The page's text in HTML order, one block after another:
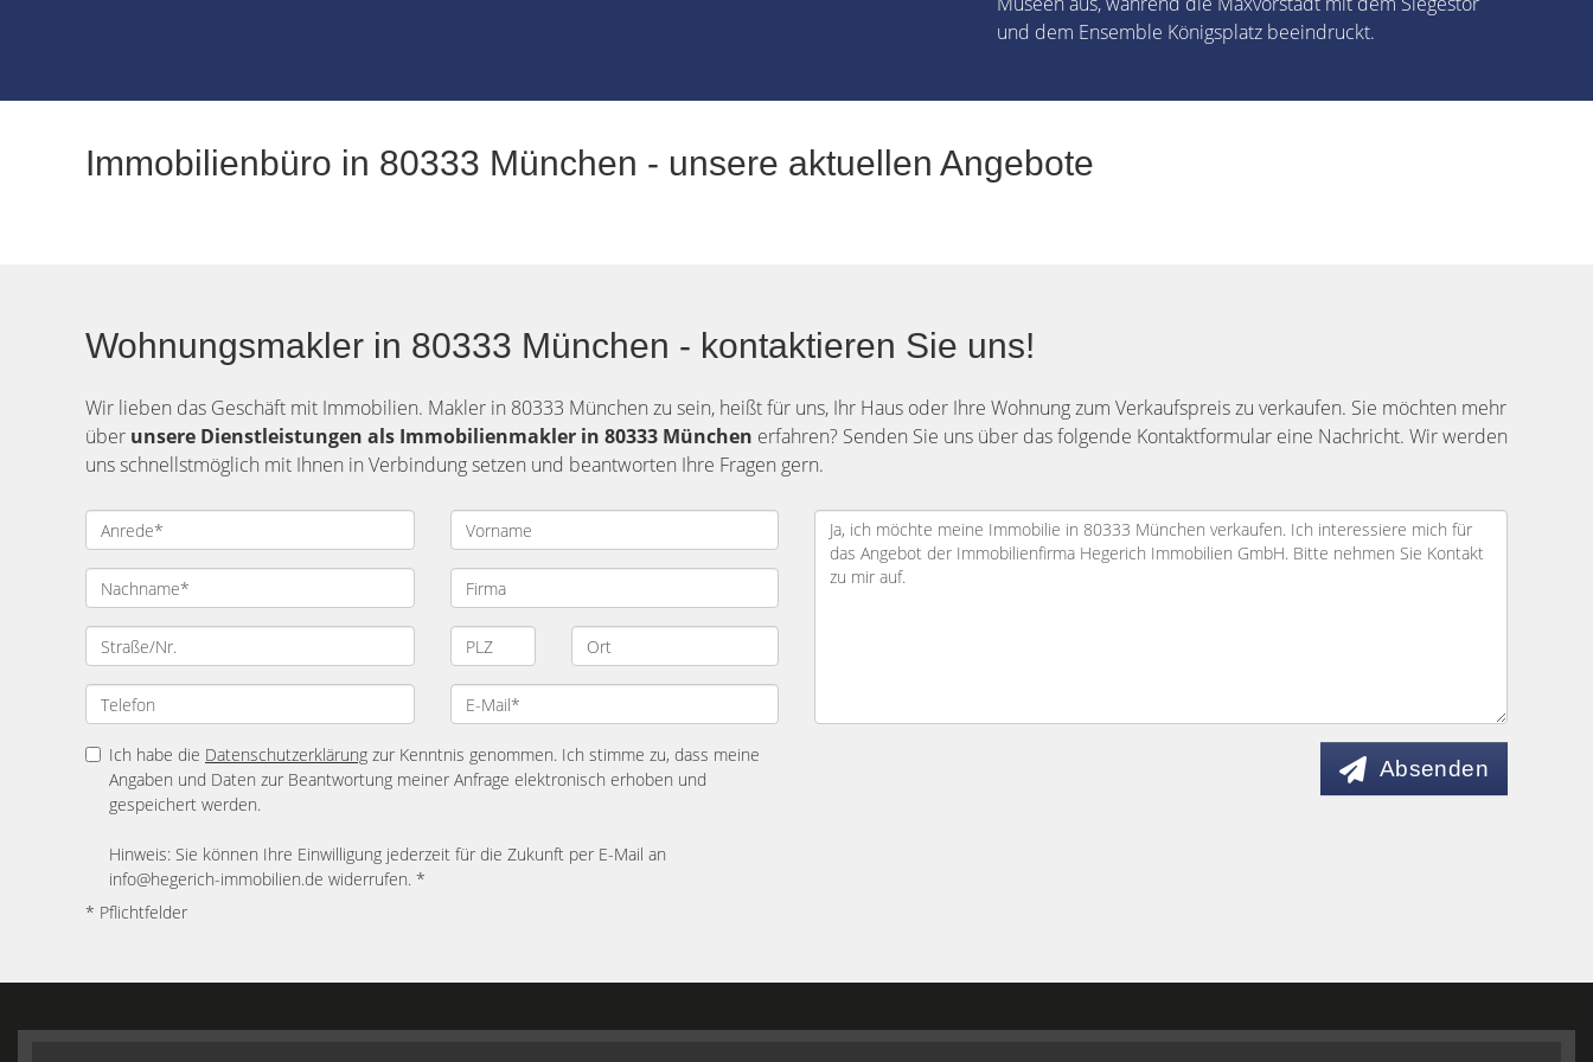
und dem Ensemble Königsplatz beeindruckt.
Immobilienbüro in 80333 München - unsere aktuellen Angebote
Wohnungsmakler in 80333 München - kontaktieren Sie uns!
Wir lieben das Geschäft mit Immobilien. Makler in 80333 München zu sein, heißt für uns, Ihr Haus oder Ihre Wohnung zum Verkaufspreis zu verkaufen. Sie möchten mehr
über unsere Dienstleistungen als Immobilienmakler in 80333 München erfahren? Senden Sie uns über das folgende Kontaktformular eine Nachricht. Wir werden
uns schnellstmöglich mit Ihnen in Verbindung setzen und beantworten Ihre Fragen gern.
Ich habe die Datenschutzerklärung zur Kenntnis genommen. Ich stimme zu, dass meine
Angaben und Daten zur Beantwortung meiner Anfrage elektronisch erhoben und
gespeichert werden.
Hinweis: Sie können Ihre Einwilligung jederzeit für die Zukunft per E-Mail an
info@hegerich-immobilien.de widerrufen. *
* Pflichtfelder
Absenden